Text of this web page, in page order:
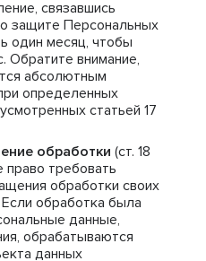
связавшись
защите Персональных
один месяц, чтобы
Обратите внимание,
абсолютным
определенных
статьей 17
обработки (ст. 18
право требовать
обработки своих
обработка была
данные,
обрабатываются
данных